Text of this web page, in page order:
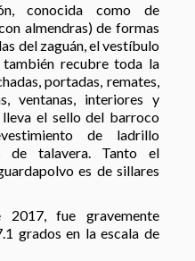
conocida como de
almendras) de formas
del zaguán, el vestíbulo
recubre toda la
portadas, remates,
ventanas, interiores y
el sello del barroco
de ladrillo
de talavera. Tanto el
es de sillares
fue gravemente
grados en la escala de